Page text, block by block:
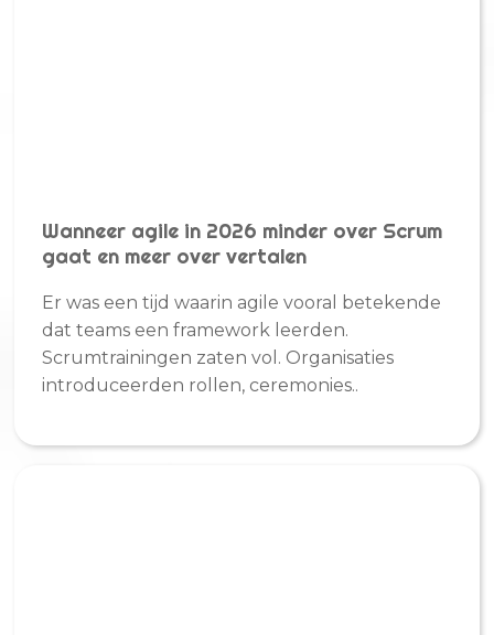
Wanneer agile in 2026 minder over Scrum
gaat en meer over vertalen
Er was een tijd waarin agile vooral betekende
dat teams een framework leerden.
Scrumtrainingen zaten vol. Organisaties
introduceerden rollen, ceremonies..